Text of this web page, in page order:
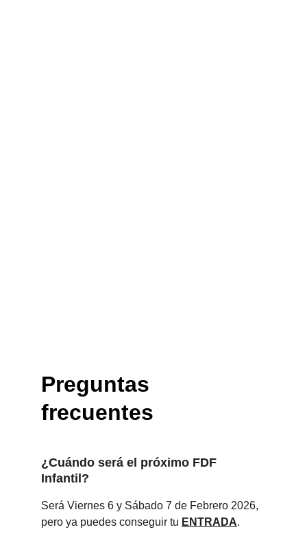
Preguntas
frecuentes
¿Cuándo será el próximo FDF
Infantil?
Será Viernes 6 y Sábado 7 de Febrero 2026,
pero ya puedes conseguir tu ENTRADA.